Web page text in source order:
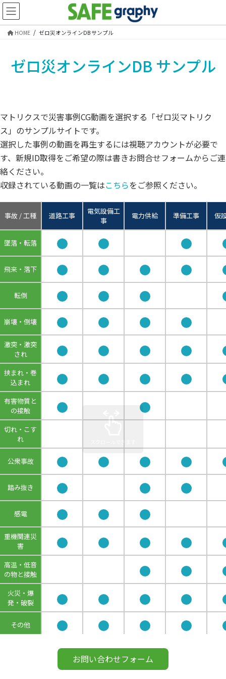
コ
ン
テ
ナ
ビ
ゲ
HOME ゼロ災オンラインDB サンプル
ゼロ災オンラインDB サンプル
マトリクスで災害事例CG動画を選択する「ゼロ災マトリク
ス」のサンプルサイトです。
選択した事例の動画を再生するには視聴アカウントが必要で
す、新規ID取得をご希望の際は書きお問合せフォームからご連
絡ください。
収録されている動画の一覧はこちらをご参照ください。
事故 / 工種 道路工事
電気設備工
事
電力供給 準備工事 仮
墜落・転落
飛来・落下
転倒
崩壊・倒壊
激突・激突
され
挟まれ・巻
込まれ
有害物質と
の接触
切れ・こす
れ
公衆事故
踏み抜き
感電
重機関連災
害
高温・低音
の物と接触
火災・爆
発・破裂
その他
お問い合わせフォーム